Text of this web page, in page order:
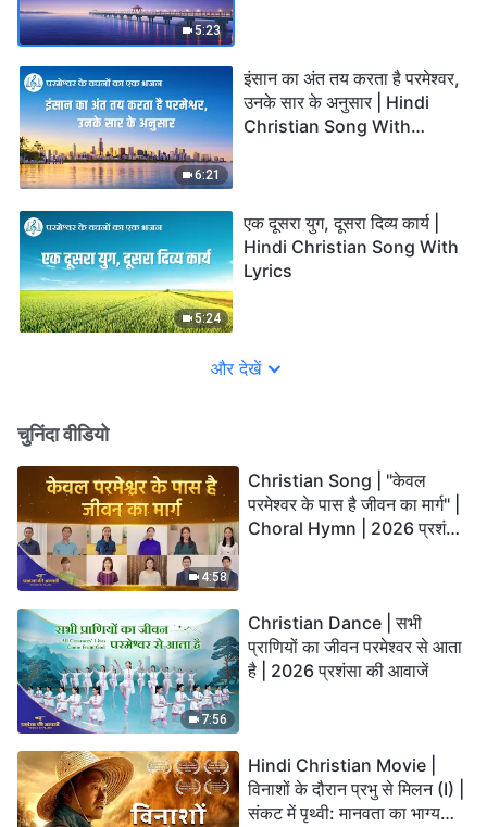
5:23
6:21
इंसान का अंत तय करता है परमेश्वर,
उनके सार के अनुसार | Hindi
Christian Song With
5:24
एक दूसरा युग, दूसरा दिव्य कार्य |
Hindi Christian Song With
Lyrics
और देखें
चुनिंदा वीडियो
4:58
Christian Song | "केवल
परमेश्वर के पास है जीवन का मार्ग" |
Choral Hymn | 2026 प्रशंसा
7:56
Christian Dance | सभी
प्राणियों का जीवन परमेश्वर से आता
है | 2026 प्रशंसा की आवाजें
Hindi Christian Movie |
विनाशों के दौरान प्रभु से मिलन (I) |
संकट में पृथ्वी: मानवता का भाग्य